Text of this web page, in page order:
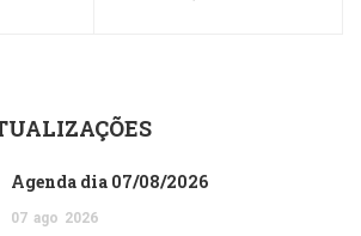
Agenda dia 07/08/2026
07 ago 2026